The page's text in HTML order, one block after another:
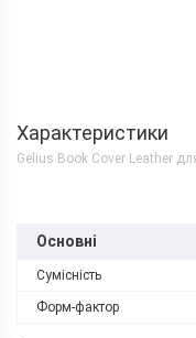
Характеристики
Gelius Book Cover Leather
Основні
Сумісність
Форм-фактор